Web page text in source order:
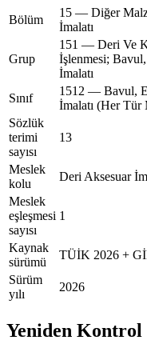
Bölüm
15 — Diğer
İmalatı
Grup
151 — Deri Ve
İşlenmesi; Bavul,
İmalatı
Sınıf
1512 — Bavul, El
İmalatı (Her Tür
Sözlük
terimi
sayısı
13
Meslek
kolu
Deri Aksesuar
Meslek
eşleşmesi
sayısı
1
Kaynak
sürümü
TÜİK 2026 +
Sürüm
yılı
2026
Yeniden